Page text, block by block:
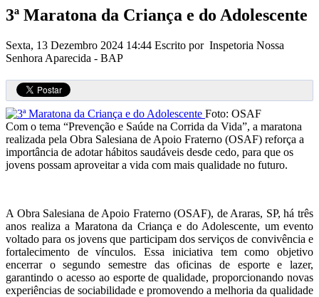
3ª Maratona da Criança e do Adolescente
Sexta, 13 Dezembro 2024 14:44 Escrito por Inspetoria Nossa
Senhora Aparecida - BAP
Foto: OSAF
Com o tema “Prevenção e Saúde na Corrida da Vida”, a maratona
realizada pela Obra Salesiana de Apoio Fraterno (OSAF) reforça a
importância de adotar hábitos saudáveis desde cedo, para que os
jovens possam aproveitar a vida com mais qualidade no futuro.
A Obra Salesiana de Apoio Fraterno (OSAF), de Araras, SP, há três
anos realiza a Maratona da Criança e do Adolescente, um evento
voltado para os jovens que participam dos serviços de convivência e
fortalecimento de vínculos. Essa iniciativa tem como objetivo
encerrar o segundo semestre das oficinas de esporte e lazer,
garantindo o acesso ao esporte de qualidade, proporcionando novas
experiências de sociabilidade e promovendo a melhoria da qualidade